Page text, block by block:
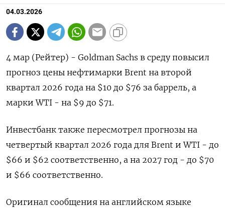
04.03.2026
4 мар (Рейтер) - Goldman Sachs в ‌среду повысил
прогноз цены нефтимарки ​Brent ​на ​второй
⁠квартал ‌2026 года ‌на $10 до $76 за баррель, ​а
‌марки WTI - ​на $9 до $71.
Инвестбанк ‌также пересмотрел прогнозы на ​
четвертый ​квартал 2026 ‌года для ​Brent и WTI - до
$66 и $62 соответственно, а на 2027 год - ​до $70
⁠и $66 соответственно.
Оригинал сообщения ‌на ‌английском языке